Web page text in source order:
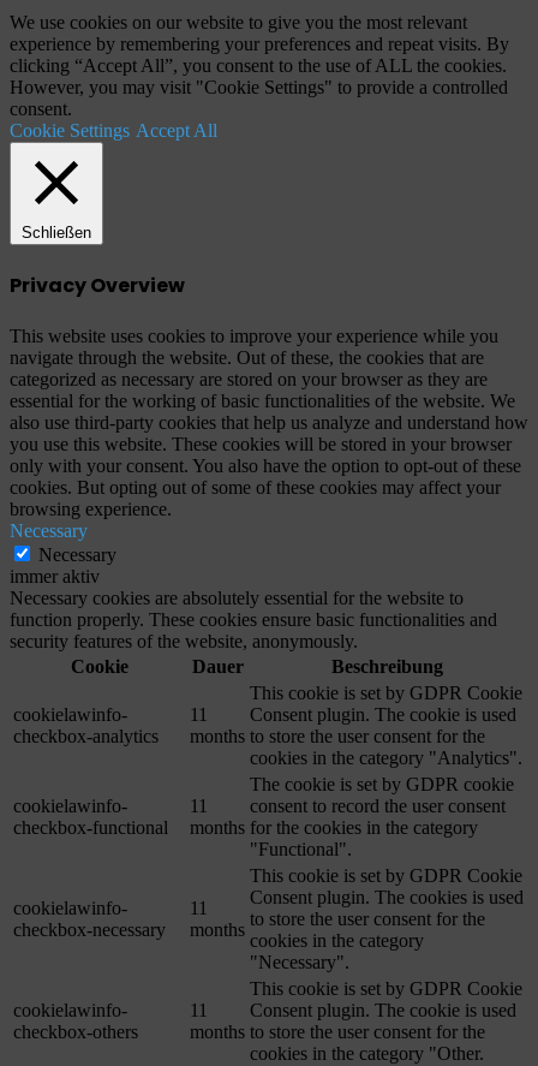
We use cookies on our website to give you the most relevant
experience by remembering your preferences and repeat visits. By
clicking “Accept All”, you consent to the use of ALL the cookies.
However, you may visit "Cookie Settings" to provide a controlled
consent.
Cookie Settings Accept All
Schließen
Privacy Overview
This website uses cookies to improve your experience while you
navigate through the website. Out of these, the cookies that are
categorized as necessary are stored on your browser as they are
essential for the working of basic functionalities of the website. We
also use third-party cookies that help us analyze and understand how
you use this website. These cookies will be stored in your browser
only with your consent. You also have the option to opt-out of these
cookies. But opting out of some of these cookies may affect your
browsing experience.
Necessary
Necessary
immer aktiv
Necessary cookies are absolutely essential for the website to
function properly. These cookies ensure basic functionalities and
security features of the website, anonymously.
Cookie
Dauer Beschreibung
cookielawinfo-
checkbox-analytics
11
months
This cookie is set by GDPR Cookie
Consent plugin. The cookie is used
to store the user consent for the
cookies in the category "Analytics".
cookielawinfo-
checkbox-functional
11
months
The cookie is set by GDPR cookie
consent to record the user consent
for the cookies in the category
"Functional".
cookielawinfo-
checkbox-necessary
11
months
This cookie is set by GDPR Cookie
Consent plugin. The cookies is used
to store the user consent for the
cookies in the category
"Necessary".
cookielawinfo-
checkbox-others
11
months
This cookie is set by GDPR Cookie
Consent plugin. The cookie is used
to store the user consent for the
cookies in the category "Other.